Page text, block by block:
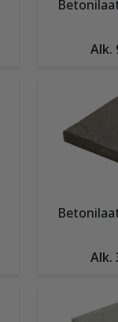
Alk.
Alk.